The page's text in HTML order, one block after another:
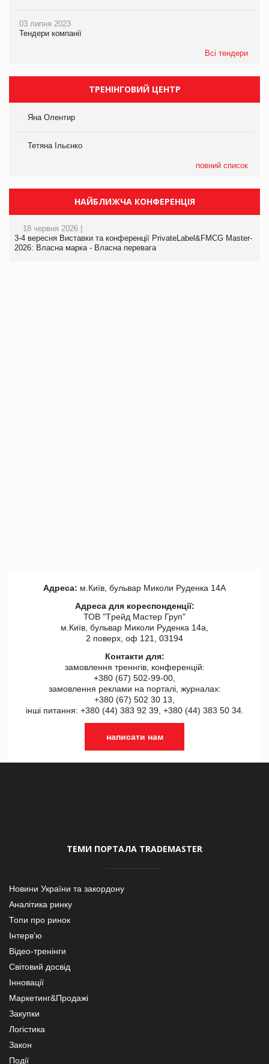
03 липня 2023
Тендери компанії
Всі тендери
ТРЕНІНГОВИЙ ЦЕНТР
Яна Олентир
Тетяна Ільєнко
повний список
НАЙБЛИЖЧА КОНФЕРЕНЦІЯ
18 червня 2026 |
3-4 вересня Виставки та конференції PrivateLabel&FMCG Master-
2026: Власна марка - Власна перевага
Адреса: м.Київ, бульвар Миколи Руденка 14А
Адреса для кореспонденції:
ТОВ "Tрейд Мастер Груп"
м.Київ, бульвар Миколи Руденка 14а,
2 поверх, оф 121, 03194
Контакти для:
замовлення треннгів, конференцій:
+380 (67) 502-99-00,
замовлення реклами на порталі, журналах:
+380 (67) 502 30 13,
інші питання: +380 (44) 383 92 39, +380 (44) 383 50 34.
написати нам
ТЕМИ ПОРТАЛА TRADEMASTER
Новини України та закордону
Аналітика ринку
Топи про ринок
Інтерв’ю
Відео-тренінги
Світовий досвід
Інновації
Маркетинг&Продажі
Закупки
Логістика
Закон
Події